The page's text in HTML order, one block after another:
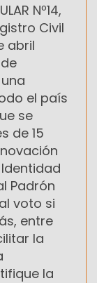
Nº14,
Civil
abril
el país
se
de 15
Padrón
voto si
entre
la
la